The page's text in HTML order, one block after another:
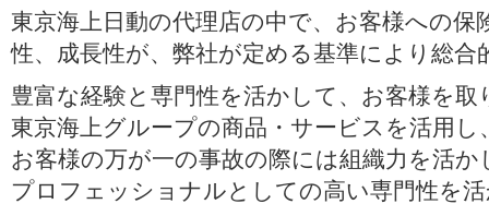
東京海上日動の代理店の中で、お客様への
性、成長性が、弊社が定める基準により総
豊富な経験と専門性を活かして、お客様を
東京海上グループの商品・サービスを活用
お客様の万が一の事故の際には組織力を活
プロフェッショナルとしての高い専門性を